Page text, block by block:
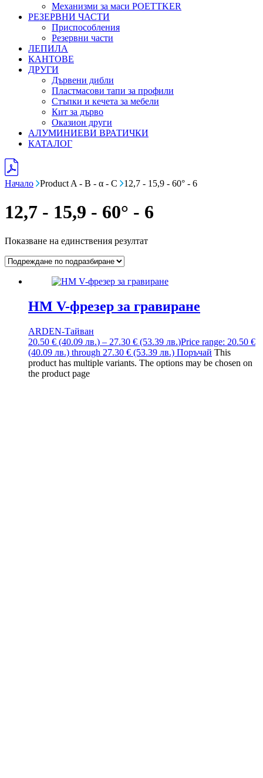
Механизми за маси POETTKER
РЕЗЕРВНИ ЧАСТИ
Приспособления
Резервни части
ЛЕПИЛА
КАНТОВЕ
ДРУГИ
Дървени дибли
Пластмасови тапи за профили
Стъпки и кечета за мебели
Кит за дърво
Оказион други
АЛУМИНИЕВИ ВРАТИЧКИ
КАТАЛОГ
Начало Product A - B - α - C 12,7 - 15,9 - 60° - 6
12,7 - 15,9 - 60° - 6
Показване на единствения резултат
HM V-фрезер за гравиране
ARDEN-Тайван
20.50 € (40.09 лв.) – 27.30 € (53.39 лв.)Price range: 20.50 €
(40.09 лв.) through 27.30 € (53.39 лв.) Поръчай This
product has multiple variants. The options may be chosen on
the product page